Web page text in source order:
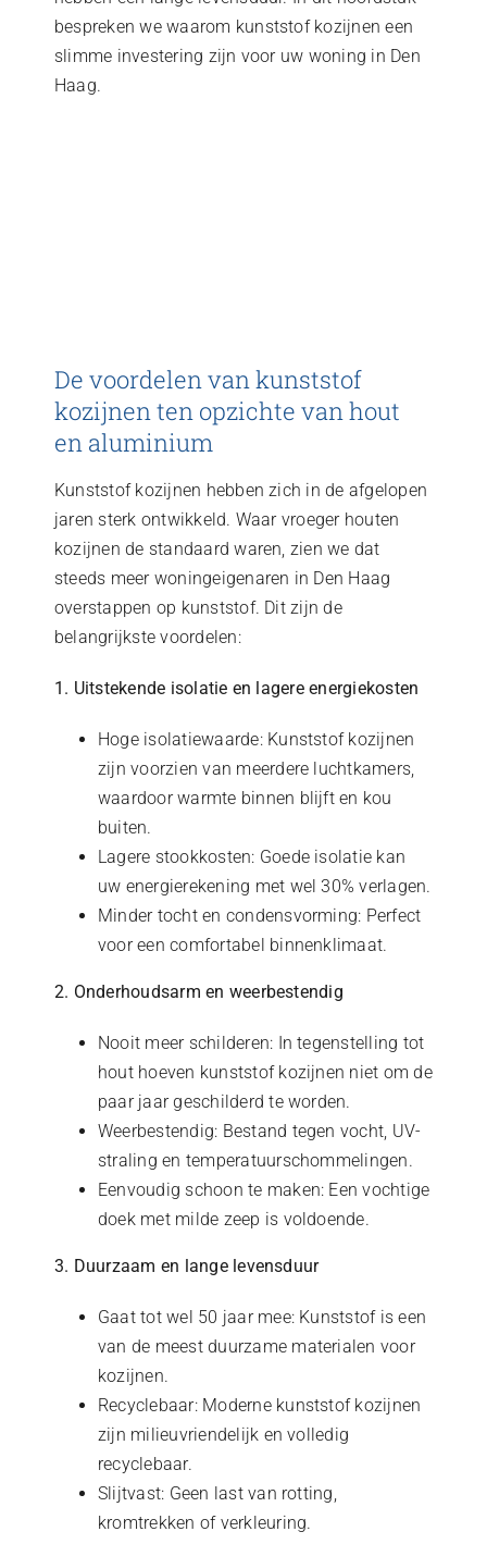
bespreken we waarom kunststof kozijnen een
slimme investering zijn voor uw woning in Den
Haag.
De voordelen van kunststof
kozijnen ten opzichte van hout
en aluminium
Kunststof kozijnen hebben zich in de afgelopen
jaren sterk ontwikkeld. Waar vroeger houten
kozijnen de standaard waren, zien we dat
steeds meer woningeigenaren in Den Haag
overstappen op kunststof. Dit zijn de
belangrijkste voordelen:
1. Uitstekende isolatie en lagere energiekosten
Hoge isolatiewaarde: Kunststof kozijnen
zijn voorzien van meerdere luchtkamers,
waardoor warmte binnen blijft en kou
buiten.
Lagere stookkosten: Goede isolatie kan
uw energierekening met wel 30% verlagen.
Minder tocht en condensvorming: Perfect
voor een comfortabel binnenklimaat.
2. Onderhoudsarm en weerbestendig
Nooit meer schilderen: In tegenstelling tot
hout hoeven kunststof kozijnen niet om de
paar jaar geschilderd te worden.
Weerbestendig: Bestand tegen vocht, UV-
straling en temperatuurschommelingen.
Eenvoudig schoon te maken: Een vochtige
doek met milde zeep is voldoende.
3. Duurzaam en lange levensduur
Gaat tot wel 50 jaar mee: Kunststof is een
van de meest duurzame materialen voor
kozijnen.
Recyclebaar: Moderne kunststof kozijnen
zijn milieuvriendelijk en volledig
recyclebaar.
Slijtvast: Geen last van rotting,
kromtrekken of verkleuring.